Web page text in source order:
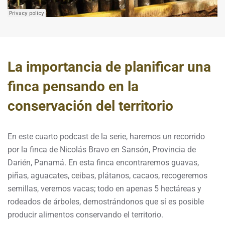
La importancia de planificar una
finca pensando en la
conservación del territorio
En este cuarto podcast de la serie, haremos un recorrido
por la finca de Nicolás Bravo en Sansón, Provincia de
Darién, Panamá. En esta finca encontraremos guavas,
piñas, aguacates, ceibas, plátanos, cacaos, recogeremos
semillas, veremos vacas; todo en apenas 5 hectáreas y
rodeados de árboles, demostrándonos que sí es posible
producir alimentos conservando el territorio.